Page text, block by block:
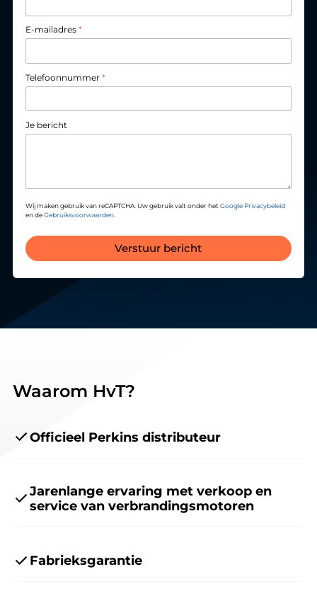
E-mailadres *
Telefoonnummer *
Je bericht
Wij maken gebruik van reCAPTCHA. Uw gebruik valt onder het Google Privacybeleid
en deGebruiksvoorwaarden.
Verstuur bericht
Waarom HvT?
Officieel Perkins distributeur
Jarenlange ervaring met verkoop en
service van verbrandingsmotoren
Fabrieksgarantie